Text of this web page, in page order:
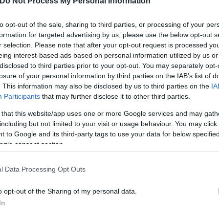
opt-out of the sale, sharing to third parties, or processing of your
for targeted advertising by us, please use the below opt-out
selection. Please note that after your opt-out request is processed
interest-based ads based on personal information utilized by us
to third parties prior to your opt-out. You may separately
of your personal information by third parties on the IAB’s list of
This information may also be disclosed by us to third parties on the
Participants that may further disclose it to other third parties.
that this website/app uses one or more Google services and may
but not limited to your visit or usage behaviour. You may
to Google and its third-party tags to use your data for below
consent section.
Data Processing Opt Outs
opt-out of the Sharing of my personal data.
επίπεδο, με τον Ερντογάν να ασκεί ολοένα και
και προσωπικά φιλικές σχέσεις τόσο με τον
που τον τοποθετεί σε ιδιαίτερα λεπτή
στη Σύνοδο του ΝΑΤΟ.
των στρατιωτικών δυνατοτήτων της Τουρκίας
να επηρεάσει τις ισορροπίες ασφαλείας στην
να αποτρέψει μια τέτοια εξέλιξη.
Flash.grστην αναζήτηση τηςGoogle